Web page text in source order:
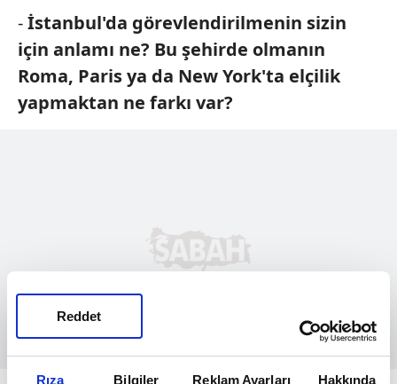
Rıza Bilgiler Reklam Ayarları Hakkında
Reddet
-İstanbul'da görevlendirilmenin sizin
için anlamı ne? Bu şehirde olmanın
Roma, Paris ya da New York'ta elçilik
yapmaktan ne farkı var?